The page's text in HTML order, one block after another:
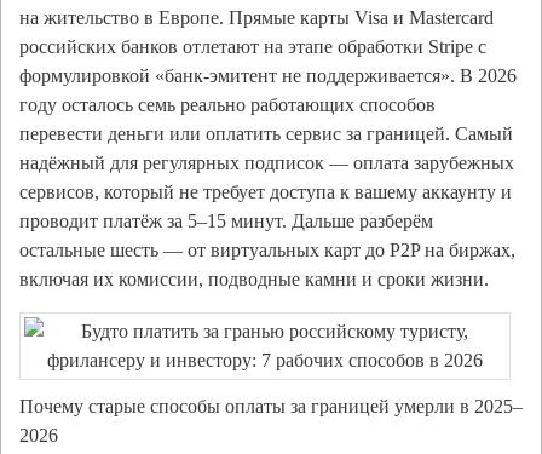
на жительство в Европе. Прямые карты Visa и Mastercard
российских банков отлетают на этапе обработки Stripe с
формулировкой «банк-эмитент не поддерживается». В 2026
году осталось семь реально работающих способов
перевести деньги или оплатить сервис за границей. Самый
надёжный для регулярных подписок — оплата зарубежных
сервисов, который не требует доступа к вашему аккаунту и
проводит платёж за 5–15 минут. Дальше разберём
остальные шесть — от виртуальных карт до P2P на биржах,
включая их комиссии, подводные камни и сроки жизни.
Почему старые способы оплаты за границей умерли в 2025–
2026